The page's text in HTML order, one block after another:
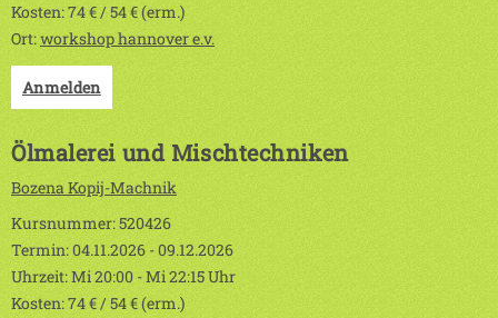
Kosten: 74 € / 54 € (erm.)
Ort:workshop hannover e.v.
Anmelden
Ölmalerei und Mischtechniken
Bozena Kopij-Machnik
Kursnummer: 520426
Termin: 04.11.2026 - 09.12.2026
Uhrzeit: Mi 20:00 - Mi 22:15 Uhr
Kosten: 74 € / 54 € (erm.)